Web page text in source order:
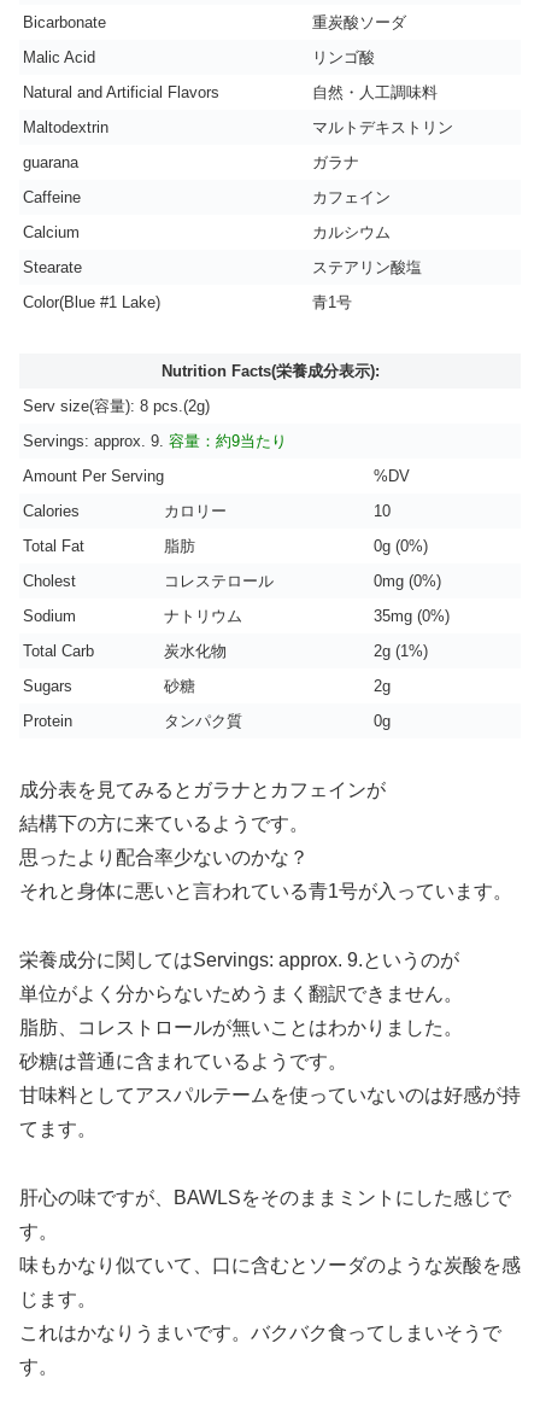
Bicarbonate
重炭酸ソーダ
Malic Acid
リンゴ酸
Natural and Artificial Flavors
自然・人工調味料
Maltodextrin
マルトデキストリン
guarana
ガラナ
Caffeine
カフェイン
Calcium
カルシウム
Stearate
ステアリン酸塩
Color(Blue #1 Lake)
青1号
Nutrition Facts(栄養成分表示):
Serv size(容量): 8 pcs.(2g)
Servings: approx. 9. 容量：約9当たり
Amount Per Serving
%DV
Calories
カロリー
10
Total Fat
脂肪
0g (0%)
Cholest
コレステロール
0mg (0%)
Sodium
ナトリウム
35mg (0%)
Total Carb
炭水化物
2g (1%)
Sugars
砂糖
2g
Protein
タンパク質 0g
成分表を見てみるとガラナとカフェインが
結構下の方に来ているようです。
思ったより配合率少ないのかな？
それと身体に悪いと言われている青1号が入っています。
栄養成分に関してはServings: approx. 9.というのが
単位がよく分からないためうまく翻訳できません。
脂肪、コレストロールが無いことはわかりました。
砂糖は普通に含まれているようです。
甘味料としてアスパルテームを使っていないのは好感が持
てます。
肝心の味ですが、BAWLSをそのままミントにした感じで
す。
味もかなり似ていて、口に含むとソーダのような炭酸を感
じます。
これはかなりうまいです。バクバク食ってしまいそうで
す。